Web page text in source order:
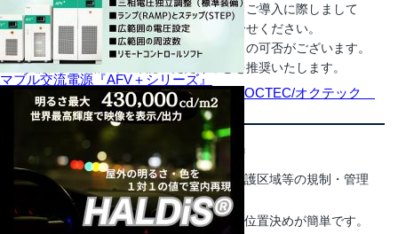
マブル交流電源『AFV＋シリーズ』
OCTEC/オクテック
めて詳細なお打合せが必要となります。ご導入に際しまして
は、事前に弊社営業までお気軽にお問合せください。
※計測環境、対象対象物などにより検出の可否がございます。
事前にデモ機にてご確認いただくことを推奨いたします。
主な特長
レーザ安全クラス２に適合で高感度検出
レーザ保護メガネ着用、レーザ保護区域等の規制・管理
者が不要です。
検出部位が明確に確認できるので位置決めが簡単です。